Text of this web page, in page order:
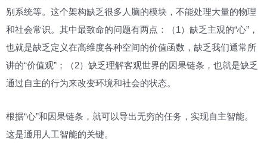
别系统等。这个架构缺乏很多人脑的模块，不能处理大量的物理
和社会常识。其中最致命的问题有两点：（1）缺乏主观的“心”，
也就是缺乏定义在高维度各种空间的价值函数，缺乏我们通常所
讲的“价值观”；（2）缺乏理解客观世界的因果链条，也就是缺乏
通过自主的行为来改变环境和社会的状态。
根据“心”和因果链条，就可以导出无穷的任务，实现自主智能。
这是通用人工智能的关键。